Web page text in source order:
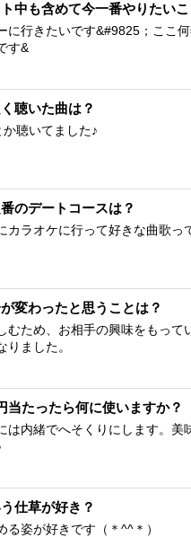
中も含めて今一番やりたいこ
に行きたいです&#9825；ここ
す&
聴いた曲は？
聴いてました♪
のデートコースは？
カラオケに行って好きな曲歌っ
変わったと思うことは？
むため、お相手の興味をもって
りました。
当たったら何に使いますか？
は内緒でへそくりにします。美
仕草が好き？
る姿が好きです（＊^^＊）